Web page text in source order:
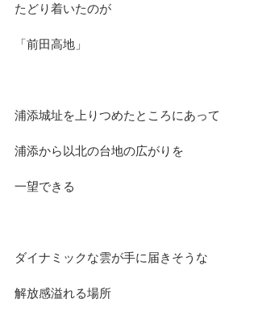
たどり着いたのが
「前田高地」
浦添城址を上りつめたところにあって
浦添から以北の台地の広がりを
一望できる
ダイナミックな雲が手に届きそうな
解放感溢れる場所